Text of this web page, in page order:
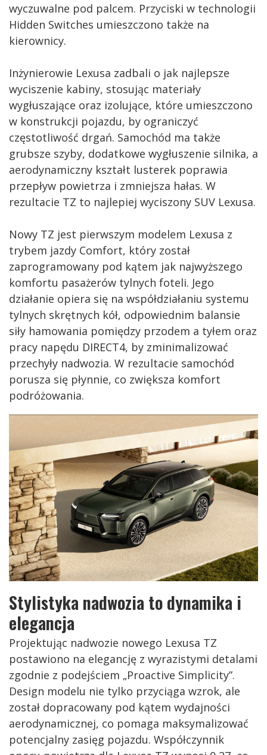
wyczuwalne pod palcem. Przyciski w technologii
Hidden Switches umieszczono także na
kierownicy.
Inżynierowie Lexusa zadbali o jak najlepsze
wyciszenie kabiny, stosując materiały
wygłuszające oraz izolujące, które umieszczono
w konstrukcji pojazdu, by ograniczyć
częstotliwość drgań. Samochód ma także
grubsze szyby, dodatkowe wygłuszenie silnika, a
aerodynamiczny kształt lusterek poprawia
przepływ powietrza i zmniejsza hałas. W
rezultacie TZ to najlepiej wyciszony SUV Lexusa.
Nowy TZ jest pierwszym modelem Lexusa z
trybem jazdy Comfort, który został
zaprogramowany pod kątem jak najwyższego
komfortu pasażerów tylnych foteli. Jego
działanie opiera się na współdziałaniu systemu
tylnych skrętnych kół, odpowiednim balansie
siły hamowania pomiędzy przodem a tyłem oraz
pracy napędu DIRECT4, by zminimalizować
przechyły nadwozia. W rezultacie samochód
porusza się płynnie, co zwiększa komfort
podróżowania.
Stylistyka nadwozia to dynamika i
elegancja
Projektując nadwozie nowego Lexusa TZ
postawiono na elegancję z wyrazistymi detalami
zgodnie z podejściem „Proactive Simplicity”.
Design modelu nie tylko przyciąga wzrok, ale
został dopracowany pod kątem wydajności
aerodynamicznej, co pomaga maksymalizować
potencjalny zasięg pojazdu. Współczynnik